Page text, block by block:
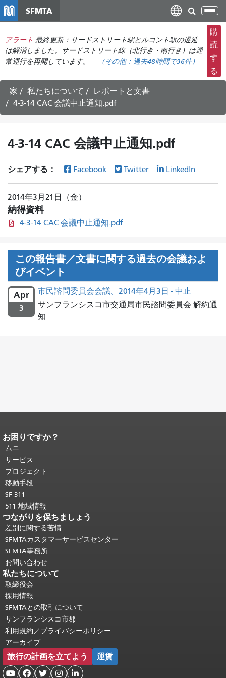
コ
ン
テ
ン
ツ
に
移
SFMTA
ナ
ビ
ゲ
ー
シ
ョ
切
アラート 最終更新：サードストリート駅とルコント駅の遅延
は解消しました。サードストリート線（北行き・南行き）は通
常運行を再開しています。
（その他： 過去48時間で36件）
購
読
す
る
家 私たちについて
レポートと文書
4-3-14 CAC 会議中止通知.pdf
4-3-14 CAC 会議中止通知.pdf
シェアする： Facebook Twitter LinkedIn
2014年3月21日（金）
納得資料
4-3-14 CAC 会議中止通知.pdf
この報告書／文書に関する過去の会議およ
びイベント
Apr
3
市民諮問委員会会議、2014年4月3日 - 中止
サンフランシスコ市交通局市民諮問委員会 解約通
知
ページコンテンツの終わり。
ジの残りの部分はすべてのページで繰
り返されます。
頭に戻る。
お困りですか？
ムニ
サービス
プロジェクト
移動手段
SF 311
511 地域情報
つながりを保ちましょう
差別に関する苦情
SFMTAカスタマーサービスセンター
SFMTA事務所
お問い合わせ
私たちについて
取締役会
採用情報
SFMTAとの取引について
サンフランシスコ市郡
利用規約／プライバシーポリシー
アーカイブ
旅行の計画を立てよう 運賃
    